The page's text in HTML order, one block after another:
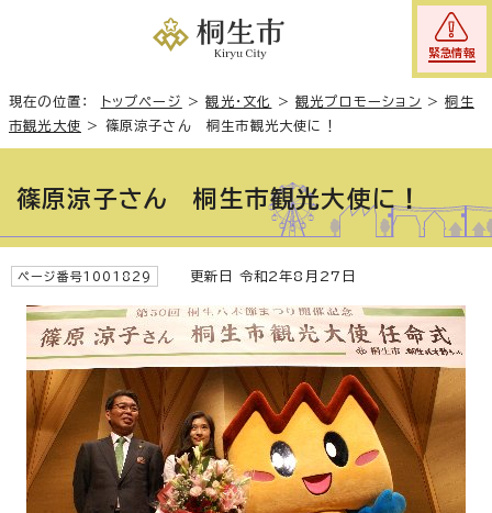
緊急情報
現在の位置： トップページ >観光・文化 >観光プロモーション >桐生
市観光大使 > 篠原涼子さん 桐生市観光大使に！
篠原涼子さん 桐生市観光大使に！
ページ番号1001829 更新日 令和2年8月27日